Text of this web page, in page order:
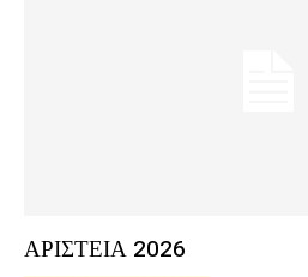
ΑΡΙΣΤΕΙΑ 2026